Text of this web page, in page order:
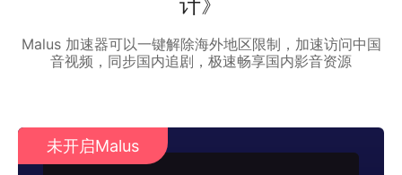
Malus 加速器可以一键解除海外地区限制，加速访问中国
音视频，同步国内追剧，极速畅享国内影音资源
未开启Malus